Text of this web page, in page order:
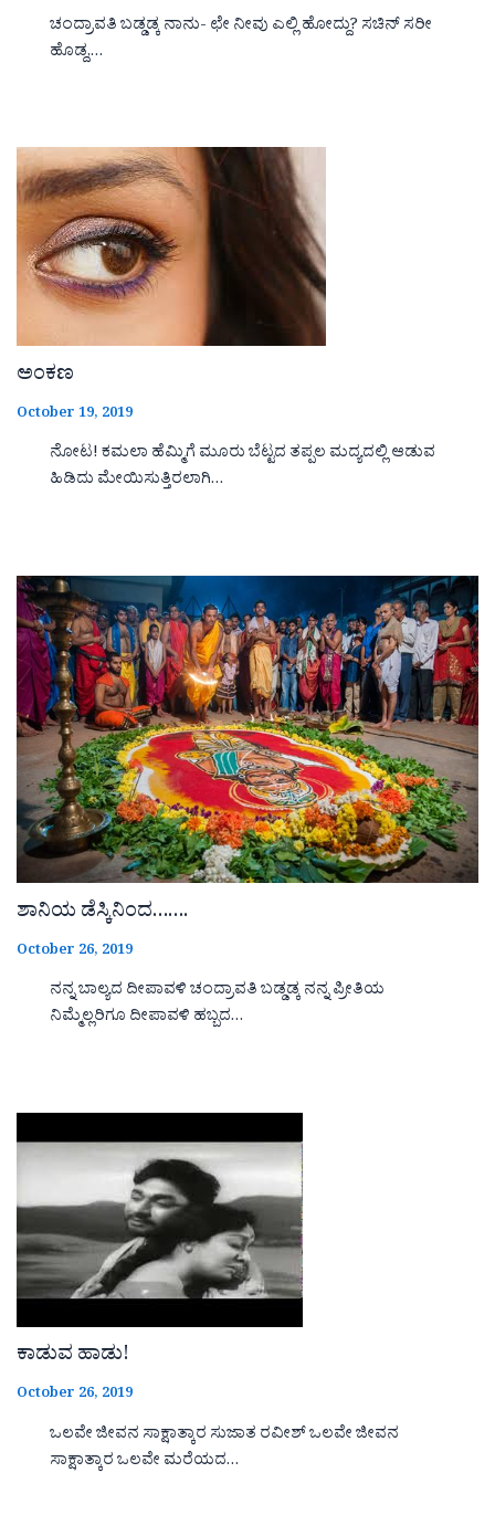
ಚಂದ್ರಾವತಿ ಬಡ್ಡಡ್ಕ ನಾನು- ಛೇ ನೀವು ಎಲ್ಲಿ ಹೋದ್ದು? ಸಚಿನ್ ಸರೀ
ಹೊಡ್ದ,…
ಅಂಕಣ
October 19, 2019
ನೋಟ! ಕಮಲಾ ಹೆಮ್ಮಿಗೆ ಮೂರು ಬೆಟ್ಟದ ತಪ್ಪಲ ಮದ್ಯದಲ್ಲಿ ಆಡುವ
ಹಿಡಿದು ಮೇಯಿಸುತ್ತಿರಲಾಗಿ…
ಶಾನಿಯ ಡೆಸ್ಕಿನಿಂದ…….
October 26, 2019
ನನ್ನ ಬಾಲ್ಯದ ದೀಪಾವಳಿ ಚಂದ್ರಾವತಿ ಬಡ್ಡಡ್ಕ ನನ್ನ ಪ್ರೀತಿಯ
ನಿಮ್ಮೆಲ್ಲರಿಗೂ ದೀಪಾವಳಿ ಹಬ್ಬದ…
ಕಾಡುವ ಹಾಡು!
October 26, 2019
ಒಲವೇ ಜೀವನ ಸಾಕ್ಷಾತ್ಕಾರ ಸುಜಾತ ರವೀಶ್ ಒಲವೇ ಜೀವನ
ಸಾಕ್ಷಾತ್ಕಾರ ಒಲವೇ ಮರೆಯದ…